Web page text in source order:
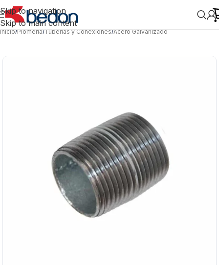
Skip to navigation
Skip to main content
Inicio/Plomería/Tuberías y Conexiones/Acero Galvanizado